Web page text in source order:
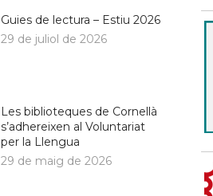
Guies de lectura – Estiu 2026
29 de juliol de 2026
Les biblioteques de Cornellà
s’adhereixen al Voluntariat
per la Llengua
29 de maig de 2026